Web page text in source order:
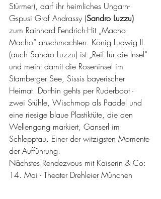
Stürmer), darf ihr heimliches Ungarn-
Gspusi Graf Andrassy (Sandro Luzzu)
zum Rainhard Fendrich-Hit „Macho
Macho“ anschmachten. König Ludwig II.
(auch Sandro Luzzu) ist „Reif für die Insel“
und meint damit die Roseninsel im
Starnberger See, Sissis bayerischer
Heimat. Dorthin gehts per Ruderboot -
zwei Stühle, Wischmop als Paddel und
eine riesige blaue Plastiktüte, die den
Wellengang markiert, Ganserl im
Schlepptau. Einer der witzigsten Momente
der Aufführung.
Nächstes Rendezvous mit Kaiserin & Co:
14. Mai - Theater Drehleier München